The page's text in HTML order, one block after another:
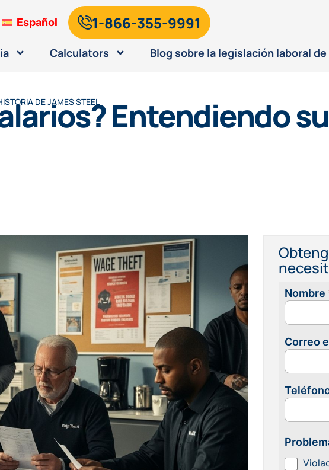
Español 1-866-355-9991
Calculators Blog sobre la legislación laboral
DEJAMES STEEL
Entendiendo
Contacta
nosotras
Nombre
Correo